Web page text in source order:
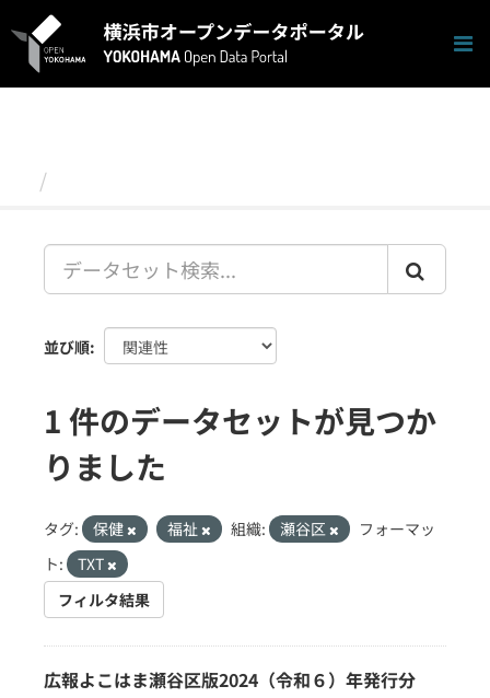
キ
並び順
1 件のデータセットが見つか
りました
タグ: 保健 福祉 組織: 瀬谷区
フォーマッ
ト:
TXT
フィルタ結果
広報よこはま瀬谷区版2024（令和６）年発行分